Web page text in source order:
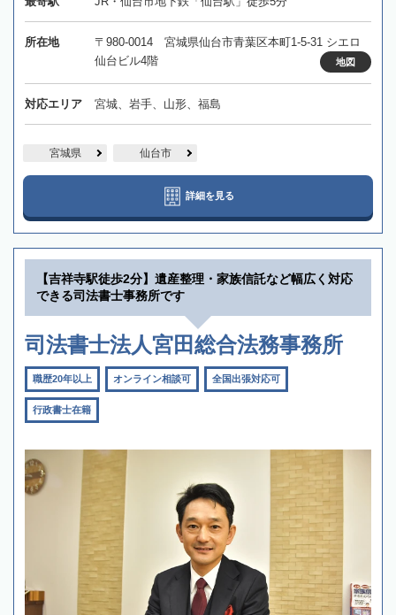
所在地
〒980-0014 宮城県仙台市青葉区本町1-5-31 シエロ
仙台ビル4階
地図
対応エリア 宮城、岩手、山形、福島
宮城県 仙台市
詳細を見る
【吉祥寺駅徒歩2分】遺産整理・家族信託など幅広く対応
できる司法書士事務所です
司法書士法人宮田総合法務事務所
職歴20年以上 オンライン相談可 全国出張対応可
行政書士在籍